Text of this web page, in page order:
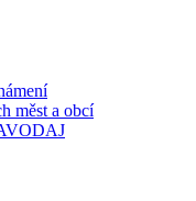
měst a obcí